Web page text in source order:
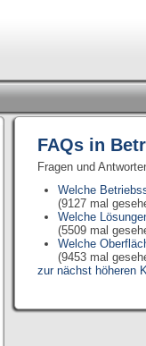
FAQs in
Fragen und
Welche
(9127 mal
Welche
(5509 mal
Welche
(9453 mal
zur nächst höheren